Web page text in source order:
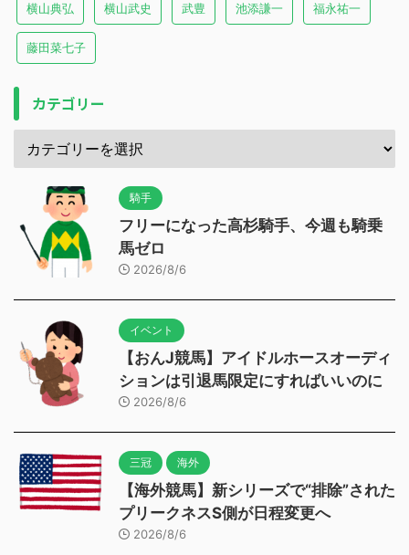
横山典弘 横山武史 武豊 池添謙一 福永祐一
藤田菜七子
カテゴリー
騎手
フリーになった高杉騎手、今週も騎乗
馬ゼロ
2026/8/6
イベント
【おんJ競馬】アイドルホースオーディ
ションは引退馬限定にすればいいのに
2026/8/6
三冠 海外
【海外競馬】新シリーズで“排除”された
プリークネスS側が日程変更へ
2026/8/6